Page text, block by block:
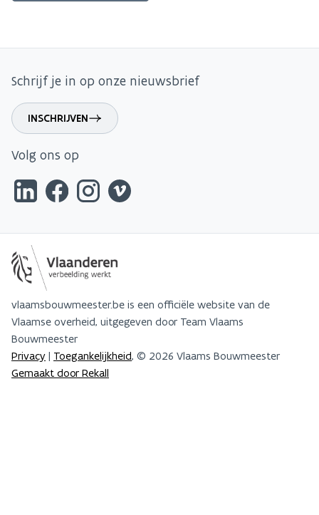
Schrijf je in op onze nieuwsbrief
INSCHRIJVEN
Volg ons op
vlaamsbouwmeester.be is een officiële website van de
Vlaamse overheid, uitgegeven door Team Vlaams
Bouwmeester
Privacy | Toegankelijkheid, © 2026 Vlaams Bouwmeester
Gemaakt door Rekall